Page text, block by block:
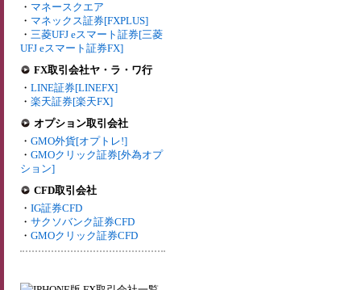
・ マネースクエア
・ マネックス証券[FXPLUS]
・ 三菱UFJ eスマート証券[三菱
UFJ eスマート証券FX]
FX取引会社ヤ・ラ・ワ行
・ LINE証券[LINEFX]
・ 楽天証券[楽天FX]
オプション取引会社
・ GMO外貨[オプトレ!]
・ GMOクリック証券[外為オプ
ション]
CFD取引会社
・ IG証券CFD
・ サクソバンク証券CFD
・ GMOクリック証券CFD